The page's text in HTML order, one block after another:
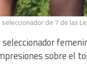
de 7 de las
sobre el